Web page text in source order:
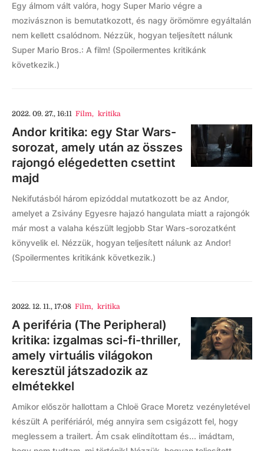
Egy álmom vált valóra, hogy Super Mario végre a
mozivásznon is bemutatkozott, és nagy örömömre egyáltalán
nem kellett csalódnom. Nézzük, hogyan teljesített nálunk
Super Mario Bros.: A film! (Spoilermentes kritikánk
következik.)
2022. 09. 27., 16:11 Film, kritika
Andor kritika: egy Star Wars-
sorozat, amely után az összes
rajongó elégedetten csettint
majd
Nekifutásból három epizóddal mutatkozott be az Andor,
amelyet a Zsivány Egyesre hajazó hangulata miatt a rajongók
már most a valaha készült legjobb Star Wars-sorozatként
könyvelik el. Nézzük, hogyan teljesített nálunk az Andor!
(Spoilermentes kritikánk következik.)
2022. 12. 11., 17:08 Film, kritika
A periféria (The Peripheral)
kritika: izgalmas sci-fi-thriller,
amely virtuális világokon
keresztül játszadozik az
elmétekkel
Amikor először hallottam a Chloë Grace Moretz vezényletével
készült A perifériáról, még annyira sem csigázott fel, hogy
meglessem a trailert. Ám csak elindítottam és... imádtam,